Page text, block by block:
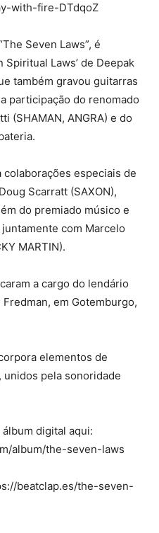
with-fire-DTdqoZ
Seven Laws”, é
Spiritual Laws’ de Deepak
também gravou guitarras
participação do renomado
(SHAMAN, ANGRA) e do
colaborações especiais de
Scarratt (SAXON),
do premiado músico e
com Marcelo
MARTIN).
a cargo do lendário
em Gotemburgo,
elementos de
pela sonoridade
digital aqui:
album/the-seven-laws
beatclap.es/the-seven-